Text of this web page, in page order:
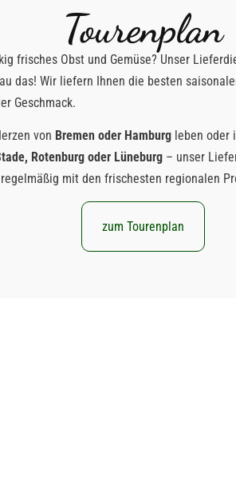
Tourenplan
frisches Obst und Gemüse? Unser
das! Wir liefern Ihnen die besten
Geschmack.
von Bremen oder Hamburg leben oder
Rotenburg oder Lüneburg – unser
mit den frischesten regionalen
zum Tourenplan